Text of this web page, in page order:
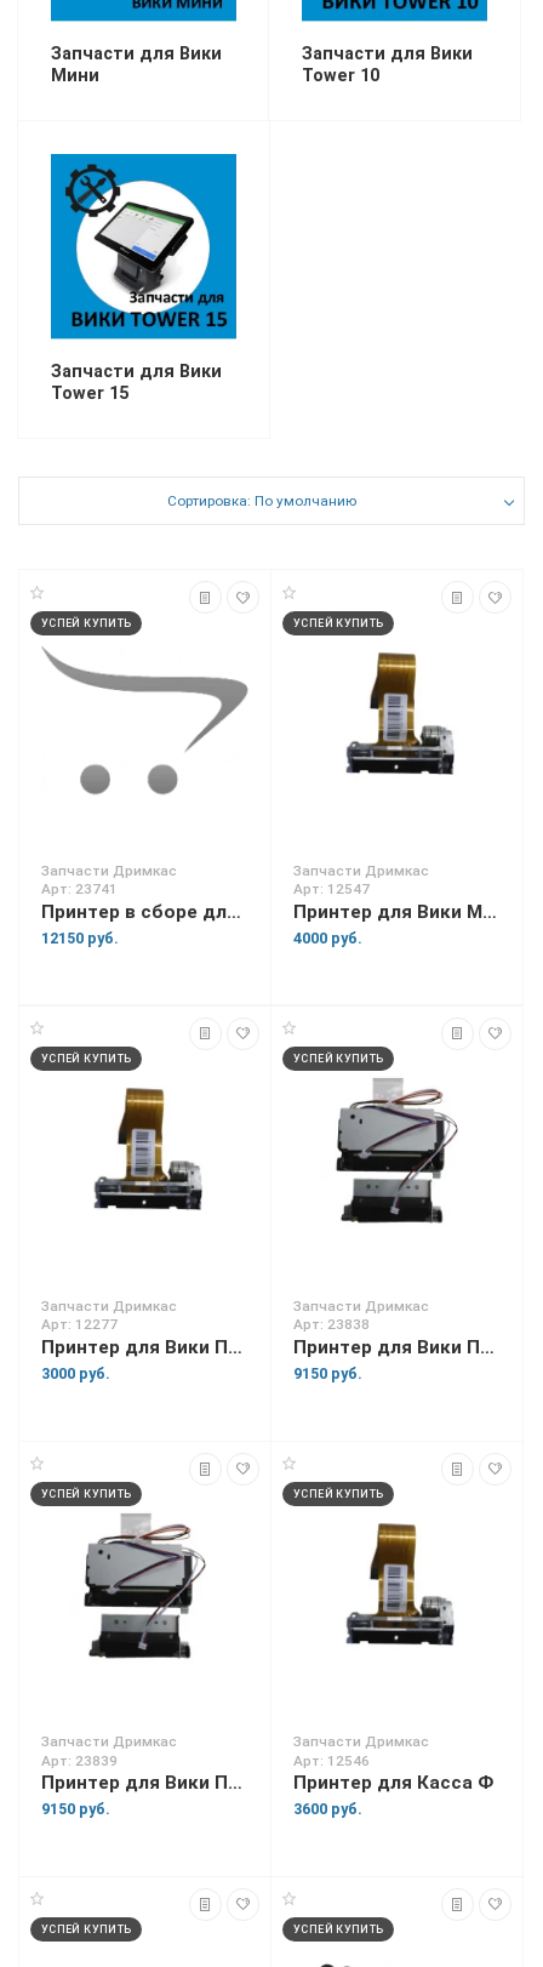
Запчасти для Вики
Мини
Запчасти для Вики
Tower 10
Запчасти для Вики
Tower 15
Сортировка: По умолчанию
УСПЕЙ КУПИТЬ
Запчасти Дримкас
Арт: 23741
Принтер в сборе для Вики Tower 15
12150 руб.
УСПЕЙ КУПИТЬ
Запчасти Дримкас
Арт: 12547
Принтер для Вики Мини
4000 руб.
УСПЕЙ КУПИТЬ
Запчасти Дримкас
Арт: 12277
Принтер для Вики Принт 57
3000 руб.
УСПЕЙ КУПИТЬ
Запчасти Дримкас
Арт: 23838
Принтер для Вики Принт 57 Плюс
9150 руб.
УСПЕЙ КУПИТЬ
Запчасти Дримкас
Арт: 23839
Принтер для Вики Принт 80 Плюс
9150 руб.
УСПЕЙ КУПИТЬ
Запчасти Дримкас
Арт: 12546
Принтер для Касса Ф
3600 руб.
УСПЕЙ КУПИТЬ УСПЕЙ КУПИТЬ